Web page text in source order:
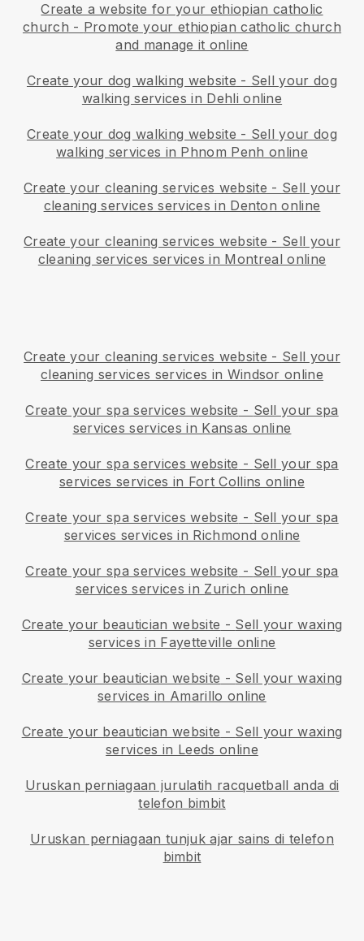
Create a website for your ethiopian catholic
church - Promote your ethiopian catholic church
and manage it online
Create your dog walking website - Sell your dog
walking services in Dehli online
Create your dog walking website - Sell your dog
walking services in Phnom Penh online
Create your cleaning services website - Sell your
cleaning services services in Denton online
Create your cleaning services website - Sell your
cleaning services services in Montreal online
Create your cleaning services website - Sell your
cleaning services services in Windsor online
Create your spa services website - Sell your spa
services services in Kansas online
Create your spa services website - Sell your spa
services services in Fort Collins online
Create your spa services website - Sell your spa
services services in Richmond online
Create your spa services website - Sell your spa
services services in Zurich online
Create your beautician website - Sell your waxing
services in Fayetteville online
Create your beautician website - Sell your waxing
services in Amarillo online
Create your beautician website - Sell your waxing
services in Leeds online
Uruskan perniagaan jurulatih racquetball anda di
telefon bimbit
Uruskan perniagaan tunjuk ajar sains di telefon
bimbit